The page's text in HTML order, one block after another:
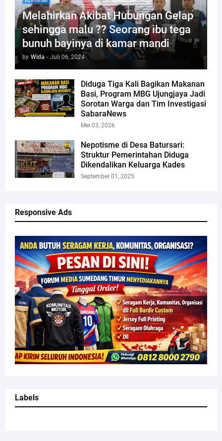
Melahirkan Akibat Hubungan Gelap
sehingga malu ?? Seorang ibu tega
bunuh bayinya di kamar mandi
by Wida - Juli 06, 2024
Diduga Tiga Kali Bagikan Makanan
Basi, Program MBG Ujungjaya Jadi
Sorotan Warga dan Tim Investigasi
SabaraNews
Mei 03, 2026
Nepotisme di Desa Batursari:
Struktur Pemerintahan Diduga
Dikendalikan Keluarga Kades
September 01, 2025
Responsive Ads
Labels